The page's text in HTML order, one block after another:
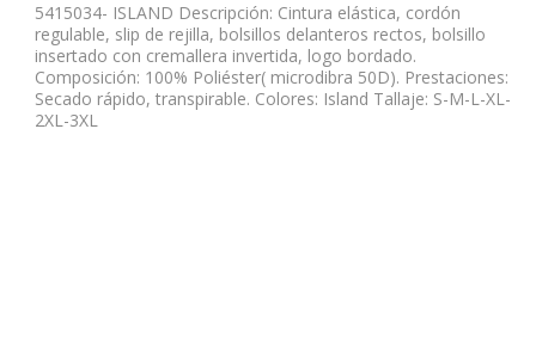
5415034- ISLAND Descripción: Cintura elástica, cordón
regulable, slip de rejilla, bolsillos delanteros rectos, bolsillo
insertado con cremallera invertida, logo bordado.
Composición: 100% Poliéster( microdibra 50D). Prestaciones:
Secado rápido, transpirable. Colores: Island Tallaje: S-M-L-XL-
2XL-3XL